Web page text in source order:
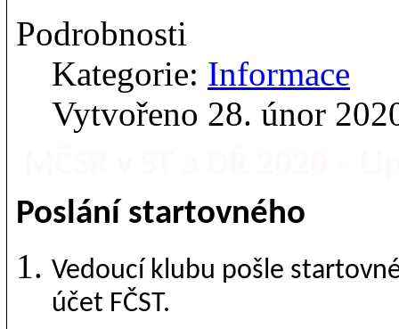
Podrobnosti
Kategorie: Informace
Vytvořeno 28. únor
Poslání startovného
Vedoucí klubu pošle
účet FČST.